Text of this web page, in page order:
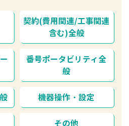
契約(費用関連/工事関連
含む)全般
番号ポータビリティ全
般
機器操作・設定
その他